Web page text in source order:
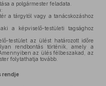
a polgármester feladata.
a tárgytól vagy a tanácskozáshoz
a képviselő-testületi tagsághoz
testület az ülést határozott időre
rendbontás történik, amely a
az ülés félbeszakad, az
folytathatja tovább.
rendje